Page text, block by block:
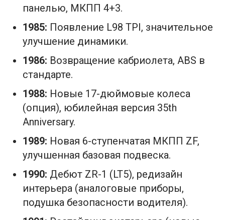
панелью, МКПП 4+3.
1985: Появление L98 TPI, значительное
улучшение динамики.
1986: Возвращение кабриолета, ABS в
стандарте.
1988: Новые 17-дюймовые колеса
(опция), юбилейная версия 35th
Anniversary.
1989: Новая 6-ступенчатая МКПП ZF,
улучшенная базовая подвеска.
1990: Дебют ZR-1 (LT5), редизайн
интерьера (аналоговые приборы,
подушка безопасности водителя).